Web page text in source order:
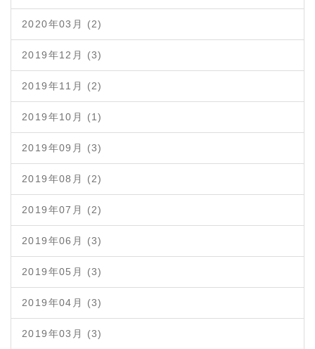
2020年03月 (2)
2019年12月 (3)
2019年11月 (2)
2019年10月 (1)
2019年09月 (3)
2019年08月 (2)
2019年07月 (2)
2019年06月 (3)
2019年05月 (3)
2019年04月 (3)
2019年03月 (3)